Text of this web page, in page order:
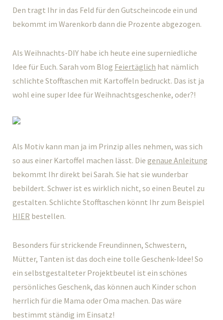
Den tragt Ihr in das Feld für den Gutscheincode ein und
bekommt im Warenkorb dann die Prozente abgezogen.
Als Weihnachts-DIY habe ich heute eine superniedliche
Idee für Euch. Sarah vom Blog Feiertäglich hat nämlich
schlichte Stofftaschen mit Kartoffeln bedruckt. Das ist ja
wohl eine super Idee für Weihnachtsgeschenke, oder?!
Als Motiv kann man ja im Prinzip alles nehmen, was sich
so aus einer Kartoffel machen lässt. Die genaue Anleitung
bekommt Ihr direkt bei Sarah. Sie hat sie wunderbar
bebildert. Schwer ist es wirklich nicht, so einen Beutel zu
gestalten. Schlichte Stofftaschen könnt Ihr zum Beispiel
HIER bestellen.
Besonders für strickende Freundinnen, Schwestern,
Mütter, Tanten ist das doch eine tolle Geschenk-Idee! So
ein selbstgestalteter Projektbeutel ist ein schönes
persönliches Geschenk, das können auch Kinder schon
herrlich für die Mama oder Oma machen. Das wäre
bestimmt ständig im Einsatz!